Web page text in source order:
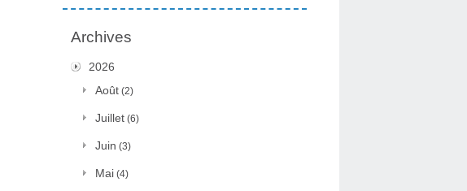
Archives
2026
Août (2)
Juillet (6)
Juin (3)
Mai (4)